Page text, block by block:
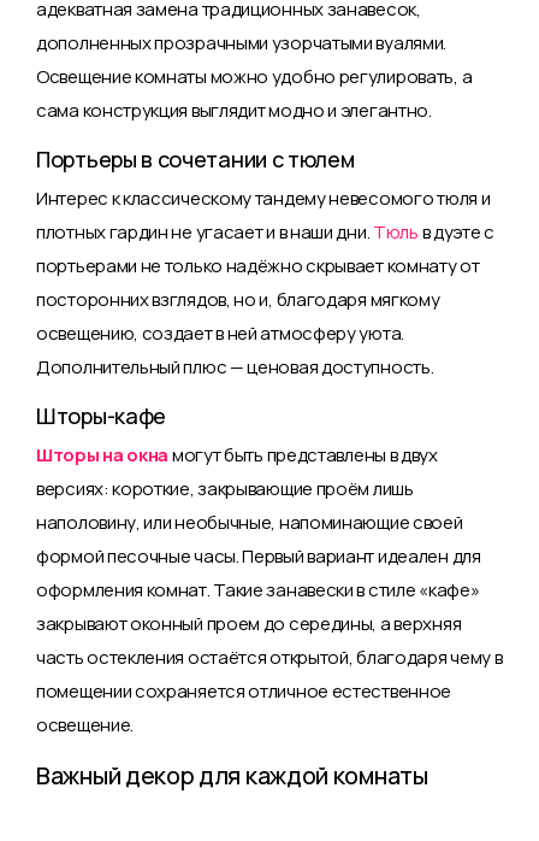
адекватная замена традиционных занавесок,
дополненных прозрачными узорчатыми вуалями.
Освещение комнаты можно удобно регулировать, а
сама конструкция выглядит модно и элегантно.
Портьеры в сочетании с тюлем
Интерес к классическому тандему невесомого тюля и
плотных гардин не угасает и в наши дни.Тюльв дуэте с
портьерами не только надёжно скрывает комнату от
посторонних взглядов, но и, благодаря мягкому
освещению, создает в ней атмосферу уюта.
Дополнительный плюс — ценовая доступность.
Шторы-кафе
Шторы на окнамогут быть представлены в двух
версиях: короткие, закрывающие проём лишь
наполовину, или необычные, напоминающие своей
формой песочные часы. Первый вариант идеален для
оформления комнат. Такие занавески в стиле «кафе»
закрывают оконный проем до середины, а верхняя
часть остекления остаётся открытой, благодаря чему в
помещении сохраняется отличное естественное
освещение.
Важный декор для каждой комнаты